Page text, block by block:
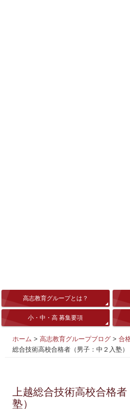
高志教育グループとは？
小・中・高 募集要項
ホーム > 高志教育グループブログ > 合
総合技術高校合格者（男子：中２入塾）
上越総合技術高校合格
塾）